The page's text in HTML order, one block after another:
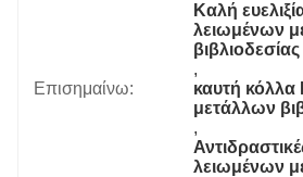
Επισημαίνω:
Καλή
λειωμένων
,
καυτή κόλλα
μετάλλων
,
λειωμένων